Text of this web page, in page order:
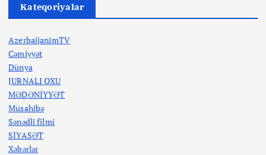
Kateqoriyalar
AzerbaijanimTV
Cəmiyyət
Dünya
JURNALI OXU
MƏDƏNİYYƏT
Müsahibə
Sənədli filmi
SİYASƏT
Xəbərlər